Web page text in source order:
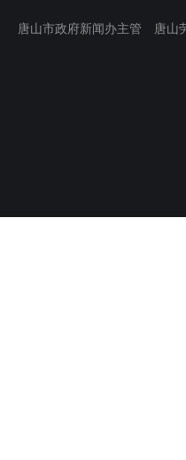
唐山市政府新闻办主管 唐山